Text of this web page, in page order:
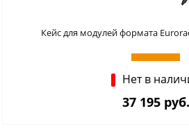
Кейс для модулей формата
Нет в
37 195 руб.